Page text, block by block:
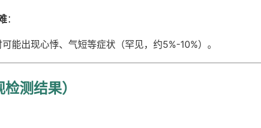
：
能出现心悸、气短等症状（罕见，约5%-10%）。
测结果）